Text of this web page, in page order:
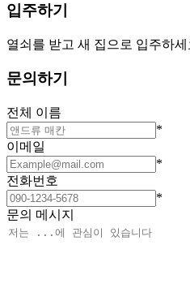
입주하기
열쇠를 받고 새 집으로 입주하
문의하기
전체 이름
*
이메일
*
전화번호
*
문의 메시지